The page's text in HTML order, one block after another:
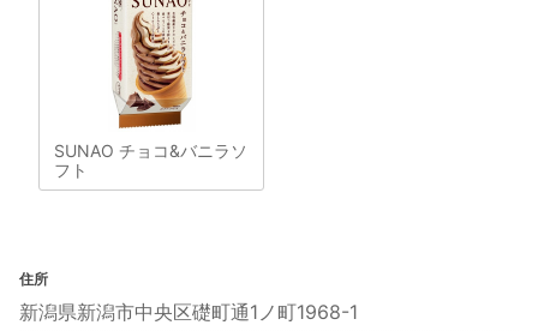
SUNAO チョコ&バニラソ
フト
住所
新潟県新潟市中央区礎町通1ノ町1968-1